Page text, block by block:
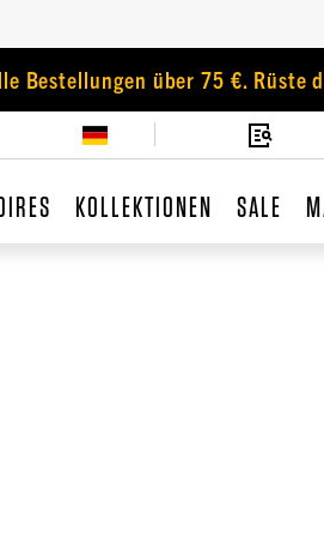
Bestellungen über 75 €. Rüste
KOLLEKTIONEN SALE